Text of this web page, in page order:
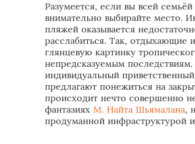
Разумеется, если вы всей
внимательно выбирайте место.
пляжей оказывается
расслабиться. Так, отдыхающие
глянцевую картинку
непредсказуемым
индивидуальный
предлагают понежиться на
происходит нечто совершенно
фантазиях М. Найта Шьямалана,
продуманной инфраструктурой